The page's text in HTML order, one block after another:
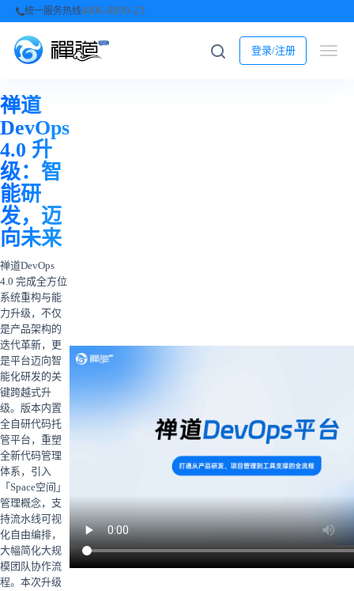
统一服务热线4006-8899-23
登录/注册
禅道
DevOps
4.0 升
级：智
能研
发，迈
向未来
禅道DevOps
4.0 完成全方位
系统重构与能
力升级，不仅
是产品架构的
迭代革新，更
是平台迈向智
能化研发的关
键跨越式升
级。版本内置
全自研代码托
管平台，重塑
全新代码管理
体系，引入
「Space空间」
管理概念，支
持流水线可视
化自由编排，
大幅简化大规
模团队协作流
程。本次升级